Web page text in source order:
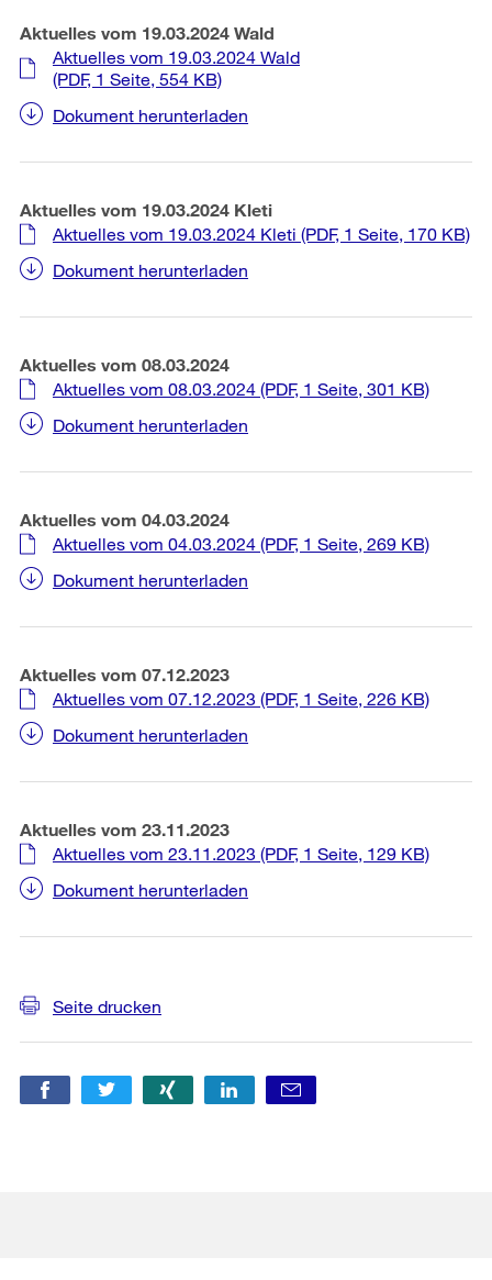
Aktuelles vom 19.03.2024 Wald
Aktuelles vom 19.03.2024 Wald
(PDF, 1 Seite, 554 KB)
Dokument herunterladen
Aktuelles vom 19.03.2024 Kleti
Aktuelles vom 19.03.2024 Kleti (PDF, 1 Seite, 170 KB)
Dokument herunterladen
Aktuelles vom 08.03.2024
Aktuelles vom 08.03.2024 (PDF, 1 Seite, 301 KB)
Dokument herunterladen
Aktuelles vom 04.03.2024
Aktuelles vom 04.03.2024 (PDF, 1 Seite, 269 KB)
Dokument herunterladen
Aktuelles vom 07.12.2023
Aktuelles vom 07.12.2023 (PDF, 1 Seite, 226 KB)
Dokument herunterladen
Aktuelles vom 23.11.2023
Aktuelles vom 23.11.2023 (PDF, 1 Seite, 129 KB)
Dokument herunterladen
Informationen
Seite drucken